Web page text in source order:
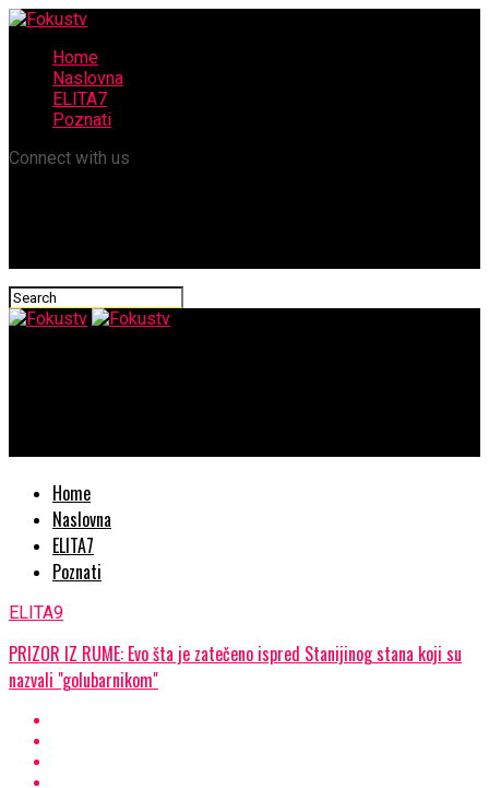
Home
Naslovna
ELITA7
Poznati
Connect with us
Home
Naslovna
ELITA7
Poznati
ELITA9
PRIZOR IZ RUME: Evo šta je zatečeno ispred Stanijinog stana koji su
nazvali "golubarnikom"